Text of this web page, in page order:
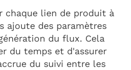
chaque lien de produit à
ajoute des paramètres
du flux. Cela
du temps et d'assurer
du suivi entre les